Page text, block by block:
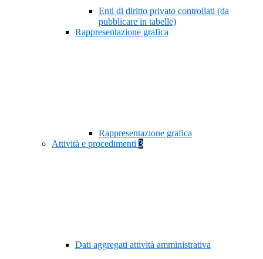
Enti di diritto privato controllati (da
pubblicare in tabelle)
Rappresentazione grafica
Rappresentazione grafica
Attività e procedimenti 3
Dati aggregati attività amministrativa